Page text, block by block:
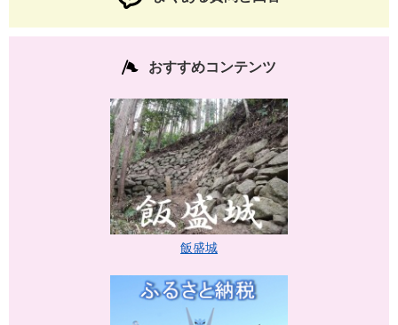
おすすめコンテンツ
飯盛城